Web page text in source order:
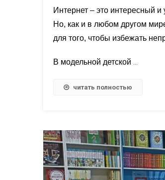
Интернет – это интересный
Но, как и в любом другом
для того, чтобы избежать
В модельной детской
читать полностью